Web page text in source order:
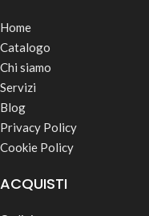
Home
Catalogo
Chi siamo
Servizi
Blog
Privacy Policy
Cookie Policy
ACQUISTI